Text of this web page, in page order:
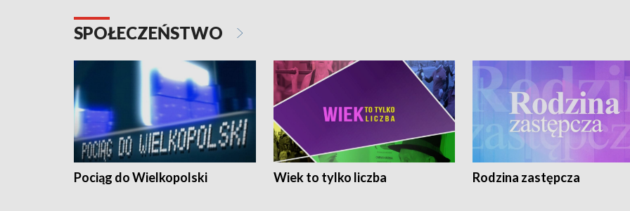
SPOŁECZEŃSTWO
Pociąg do Wielkopolski Wiek to tylko liczba Rodzina zastępcza